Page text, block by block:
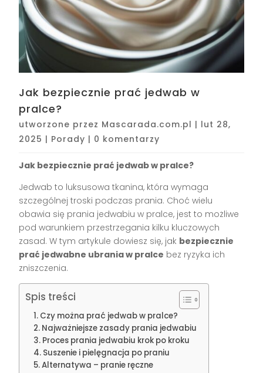
Jak bezpiecznie prać jedwab w
pralce?
utworzone przez Mascarada.com.pl | lut 28,
2025 | Porady | 0 komentarzy
Jak bezpiecznie prać jedwab w pralce?
Jedwab to luksusowa tkanina, która wymaga
szczególnej troski podczas prania. Choć wielu
obawia się prania jedwabiu w pralce, jest to możliwe
pod warunkiem przestrzegania kilku kluczowych
zasad. W tym artykule dowiesz się, jak bezpiecznie
prać jedwabne ubrania w pralce bez ryzyka ich
zniszczenia.
Spis treści
Czy można prać jedwab w pralce?
Najważniejsze zasady prania jedwabiu
Proces prania jedwabiu krok po kroku
Suszenie i pielęgnacja po praniu
Alternatywa – pranie ręczne